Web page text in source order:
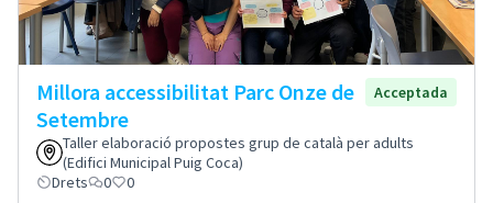
Millora accessibilitat Parc Onze de
Setembre
Acceptada
Taller elaboració propostes grup de català per adults
(Edifici Municipal Puig Coca)
Drets
0 0